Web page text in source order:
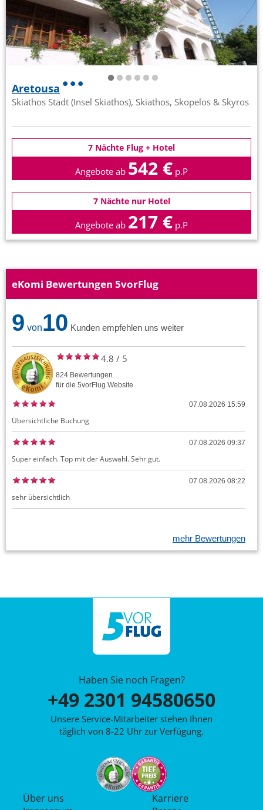
Aretousa
Skiathos Stadt (Insel Skiathos), Skiathos, Skopelos & Skyros
7 Nächte Flug + Hotel
Angebote ab 542 € p.P
7 Nächte nur Hotel
Angebote ab 217 € p.P
eKomi Bewertungen 5vorFlug
9 von10 Kunden empfehlen uns weiter
4.8 / 5
824 Bewertungen
für die 5vorFlug Website
07.08.2026 15:59
Übersichtliche Buchung
07.08.2026 09:37
Super einfach. Top mit der Auswahl. Sehr gut.
07.08.2026 08:22
sehr übersichtlich
mehr Bewertungen
Haben Sie noch Fragen?
+49 2301 94580650
Unsere Service-Mitarbeiter stehen Ihnen
täglich von 8-22 Uhr zur Verfügung.
Über uns
Karriere